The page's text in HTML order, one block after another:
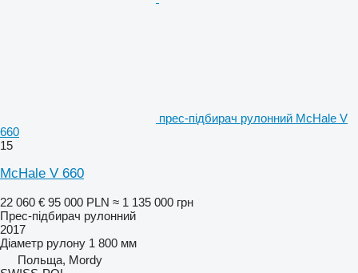
прес-підбирач рулонний McHale V
660
15
McHale V 660
22 060 € 95 000 PLN ≈ 1 135 000 грн
Прес-підбирач рулонний
2017
Діаметр рулону 1 800 мм
Польща, Mordy